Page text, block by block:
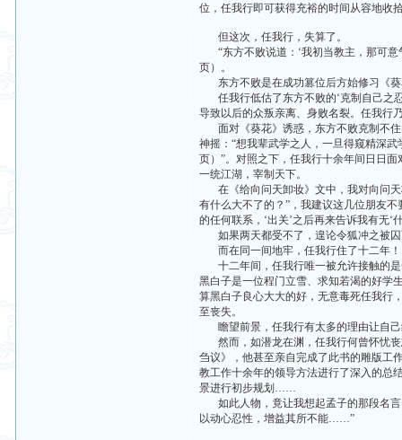
位，任我行即可获得充裕的时间从容地收
但这次，任我行，失算了。
“东方不败说道：‘我初当教主，那可意
页）。
东方不败是在成功篡位后方始修习《
任我行低估了东方不败的‘克制自己之
导致以后的众叛亲离、身败名裂。任我行
面对《葵花》诱惑，东方不败克制不住
神摇：“想我辈武学之人，一旦得窥精深
页）”。对照之下，任我行十余年间日日
一统江湖，宰制天下。
在《给向问天卸妆》文中，我对向问天
有什么大不了的？”，我建议这几位朋友
的任何联系，‘出关’之后再来告诉我有无
如果两天都受不了，遑论令狐冲之被囚
而在同一间地牢，任我行住了十二年！
十二年间，任我行唯一被允许接触的是
黑白子是一位程门立雪、求知若渴的好学
算黑白子良心大大的好，无意毒死任我行
至丧失。
瞻望前景，任我行有太多的理由让自己
然而，如潜龙在渊，任我行何曾怀忧丧
刍议》，他甚至亲自完成了此书的雕版工
教工作十余年的领导方法进行了深入的总
景进行初步规划……
如此人物，竟让我想起孟子的那段名言
以动心忍性，增益其所不能……”